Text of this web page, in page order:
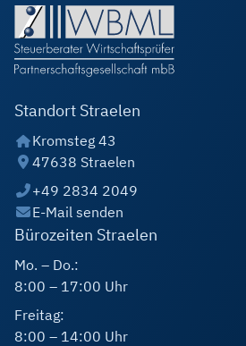
Standort Straelen
Kromsteg 43
47638 Straelen
+49 2834 2049
E-Mail senden
Bürozeiten Straelen
Mo. – Do.:
8:00 – 17:00 Uhr
Freitag:
8:00 – 14:00 Uhr